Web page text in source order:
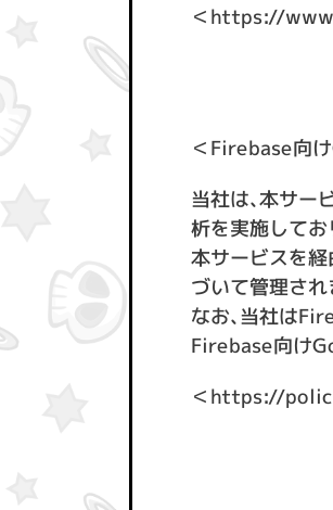
＜https://
＜Firebase向
当社は、本サ
析を実施してお
本サービスを
づいて管理され
なお、当社は
Firebase向け
＜https://